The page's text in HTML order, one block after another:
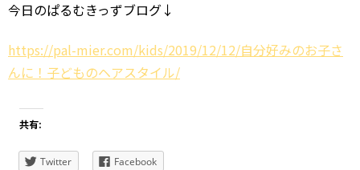
今日のぱるむきっずブログ↓
https://pal-mier.com/kids/2019/12/12/自分好みのお子さ
んに！子どものヘアスタイル/
共有:
Twitter Facebook